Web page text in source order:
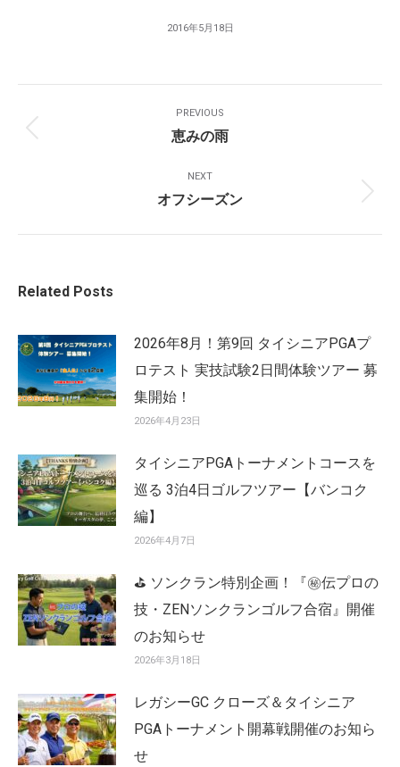
2016年5月18日
Navigation
PREVIOUS
Previous
恵みの雨
NEXT
Next
オフシーズン
Related Posts
2026年8月！第9回 タイシニアPGAプ
ロテスト 実技試験2日間体験ツアー 募
集開始！
2026年4月23日
タイシニアPGAトーナメントコースを
巡る 3泊4日ゴルフツアー【バンコク
編】
2026年4月7日
⛳ ソンクラン特別企画！『㊙️伝プロの
技・ZENソンクランゴルフ合宿』開催
のお知らせ
2026年3月18日
レガシーGC クローズ＆タイシニア
PGAトーナメント開幕戦開催のお知ら
せ